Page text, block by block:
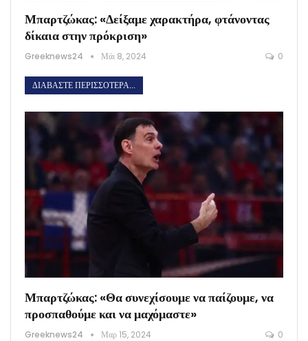
Μπαρτζώκας: «Δείξαμε χαρακτήρα, φτάνοντας
δίκαια στην πρόκριση»
Greeknews24 Μάι 8, 2024 0
ΔΙΑΒΆΣΤΕ ΠΕΡΙΣΣΌΤΕΡΑ...
Μπαρτζώκας: «Θα συνεχίσουμε να παίζουμε, να
προσπαθούμε και να μαχόμαστε»
Greeknews24 Μαρ 15, 2024 0